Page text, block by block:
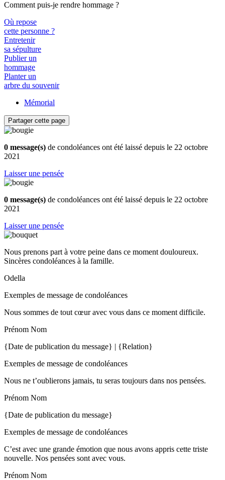
Comment puis-je rendre hommage ?
Où repose
cette personne ?
Entretenir
sa sépulture
Publier un
hommage
Planter un
arbre du souvenir
Mémorial
Partager cette page
0 message(s) de condoléances ont été laissé depuis le 22 octobre
2021
Laisser une pensée
0 message(s) de condoléances ont été laissé depuis le 22 octobre
2021
Laisser une pensée
Nous prenons part à votre peine dans ce moment douloureux.
Sincères condoléances à la famille.
Odella
Exemples de message de condoléances
Nous sommes de tout cœur avec vous dans ce moment difficile.
Prénom Nom
{Date de publication du message} | {Relation}
Exemples de message de condoléances
Nous ne t’oublierons jamais, tu seras toujours dans nos pensées.
Prénom Nom
{Date de publication du message}
Exemples de message de condoléances
C’est avec une grande émotion que nous avons appris cette triste
nouvelle. Nos pensées sont avec vous.
Prénom Nom